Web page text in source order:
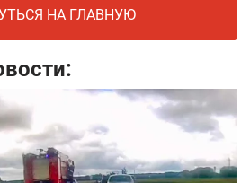
НА ГЛАВНУЮ